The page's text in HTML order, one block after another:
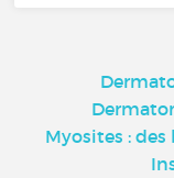
Myosites :